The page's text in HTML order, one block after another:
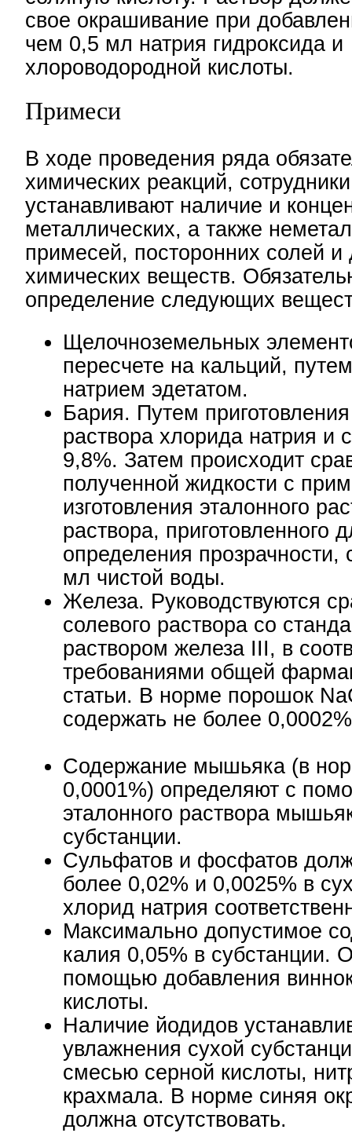
свое окрашивание при
чем 0,5 мл натрия гидроксида и
хлороводородной кислоты.
Примеси
В ходе проведения ряда
химических реакций,
устанавливают наличие и
металлических, а также
примесей, посторонних солей и
химических веществ.
определение следующих
Щелочноземельных
пересчете на кальций,
натрием эдетатом.
Бария. Путем
раствора хлорида натрия и
9,8%. Затем происходит
полученной жидкости с
изготовления эталонного
раствора, приготовленного
определения
мл чистой воды.
Железа. Руководствуются
солевого раствора со
раствором железа III, в
требованиями общей
статьи. В норме порошок
содержать не более
Содержание мышьяка (в
0,0001%) определяют с
эталонного раствора
субстанции.
Сульфатов и фосфатов
более 0,02% и 0,0025% в
хлорид натрия
Максимально допустимое
калия 0,05% в субстанции.
помощью добавления
кислоты.
Наличие йодидов
увлажнения сухой
смесью серной кислоты,
крахмала. В норме синяя
должна отсутствовать.